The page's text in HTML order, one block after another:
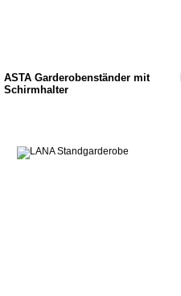
ASTA Garderobenständer mit
Schirmhalter